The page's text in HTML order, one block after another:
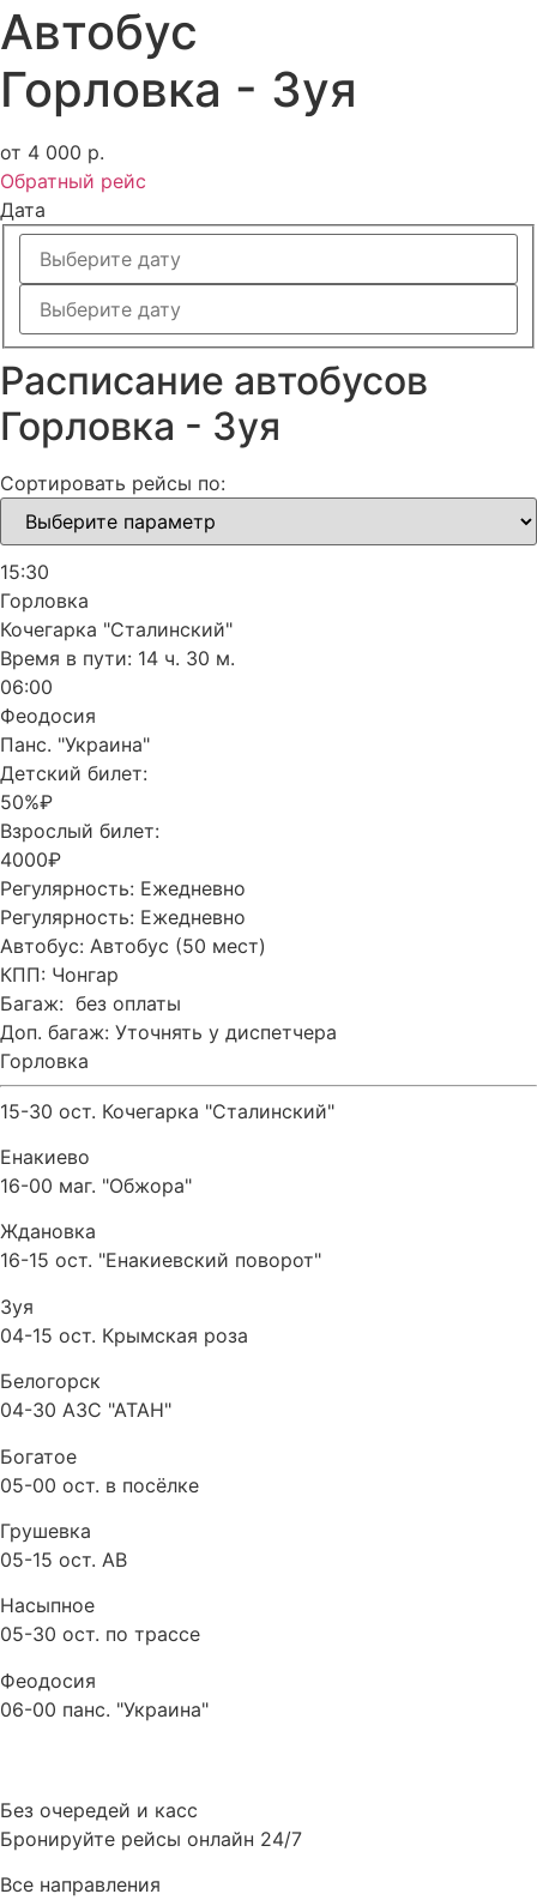
Автобус
Горловка - Зуя
от 4 000 р.
Обратный рейс
Дата
Расписание автобусов
Горловка - Зуя
Сортировать рейсы по:
15:30
Горловка
Кочегарка "Сталинский"
Время в пути: 14 ч. 30 м.
06:00
Феодосия
Панс. "Украина"
Детский билет:
50%₽
Взрослый билет:
4000₽
Регулярность: Ежедневно
Регулярность: Ежедневно
Автобус: Автобус (50 мест)
КПП: Чонгар
Багаж: без оплаты
Доп. багаж: Уточнять у диспетчера
Горловка
15-30 ост. Кочегарка "Сталинский"
Енакиево
16-00 маг. "Обжора"
Ждановка
16-15 ост. "Енакиевский поворот"
Зуя
04-15 ост. Крымская роза
Белогорск
04-30 АЗС "АТАН"
Богатое
05-00 ост. в посёлке
Грушевка
05-15 ост. АВ
Насыпное
05-30 ост. по трассе
Феодосия
06-00 панс. "Украина"
Без очередей и касс
Бронируйте рейсы онлайн 24/7
Все направления